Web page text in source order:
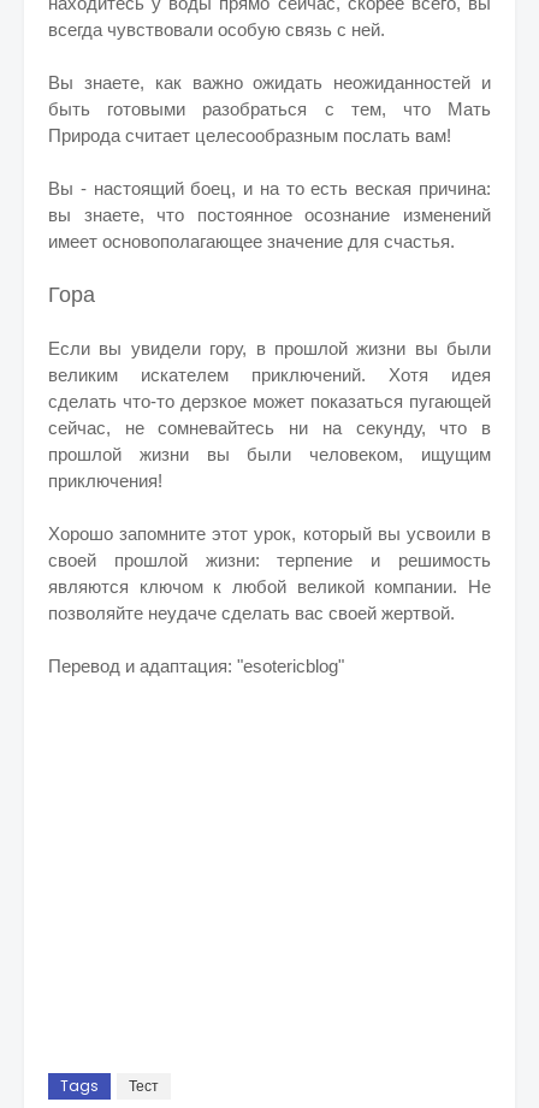
всегда чувствовали особую связь с ней.
Вы знаете, как важно ожидать неожиданностей и
быть готовыми разобраться с тем, что Мать
Природа считает целесообразным послать вам!
Вы - настоящий боец, и на то есть веская причина:
вы знаете, что постоянное осознание изменений
имеет основополагающее значение для счастья.
Гора
Если вы увидели гору, в прошлой жизни вы были
великим искателем приключений. Хотя идея
сделать что-то дерзкое может показаться пугающей
сейчас, не сомневайтесь ни на секунду, что в
прошлой жизни вы были человеком, ищущим
приключения!
Хорошо запомните этот урок, который вы усвоили в
своей прошлой жизни: терпение и решимость
являются ключом к любой великой компании. Не
позволяйте неудаче сделать вас своей жертвой.
Перевод и адаптация: "esotericblog"
Tags Тест